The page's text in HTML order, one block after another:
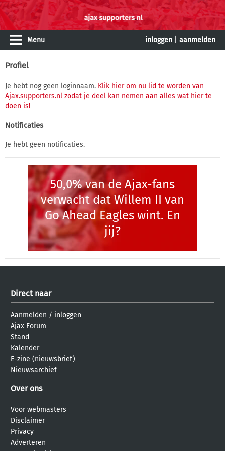
Menu inloggen aanmelden
Profiel
Je hebt nog geen loginnaam. Klik hier om nu lid te worden van
Ajax.supporters.nl zodat je deel kan nemen aan alles wat hier te
doen is!
Notificaties
Je hebt geen notificaties.
50,0% van de Ajax-fans
verwacht dat Willem II van
Go Ahead Eagles wint. En
jij?
Direct naar
Aanmelden / inloggen
Ajax Forum
Stand
Kalender
E-zine (nieuwsbrief)
Nieuwsarchief
Over ons
Voor webmasters
Disclaimer
Privacy
Adverteren